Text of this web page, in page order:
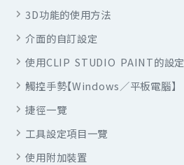
3D功能的使用方法
介面的自訂設定
使用CLIP STUDIO PAINT的設定
觸控手勢【Windows／平板電腦】
捷徑一覽
工具設定項目一覽
使用附加裝置